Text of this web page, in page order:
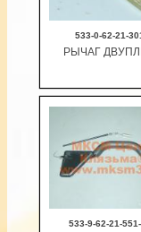
В
533-0-62-21-
РЫЧАГ
533-9-62-21-